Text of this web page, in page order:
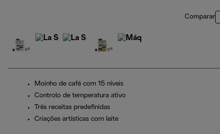
Comparar
Moinho de café com 15 níveis
Controlo de temperatura ativo
Três receitas predefinidas
Criações artísticas com leite